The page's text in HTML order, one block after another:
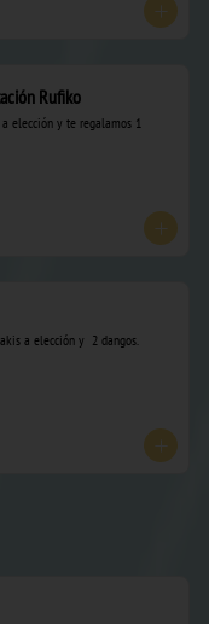
Rufiko
elección y te regalamos 1
a elección y  2 dangos.